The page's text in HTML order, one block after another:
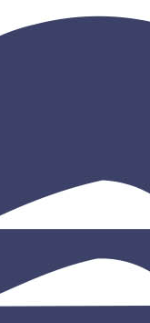
рулонах
вытяжкой